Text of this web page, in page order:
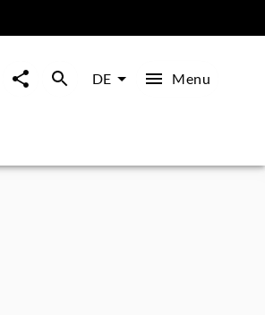
DE Menu